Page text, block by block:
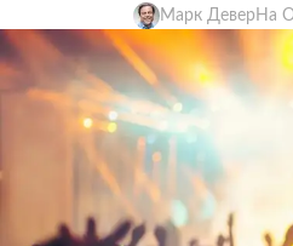
Марк Девер На